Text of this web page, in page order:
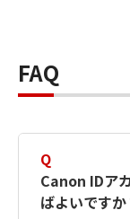
FAQ
Q
Canon IDア
ばよいですか